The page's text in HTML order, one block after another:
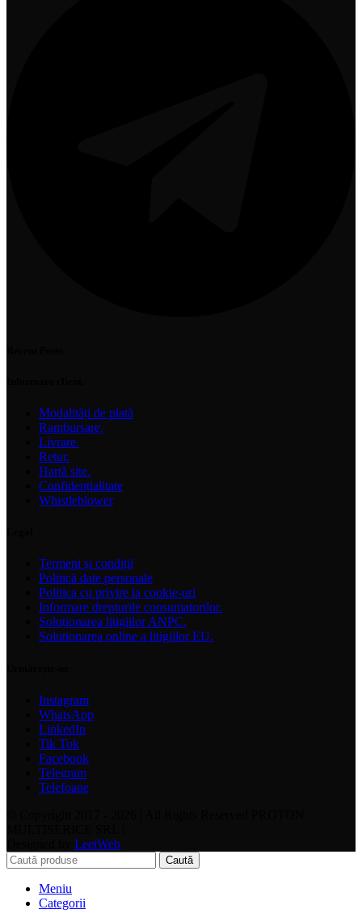
Modalități de plată
Rambursare.
Livrare.
Retur.
Hartă site.
Confidențialitate
Whistleblower
Termeni și condiții
Politică date personale
Politica cu privire la cookie-uri
Informare drepturile consumatorilor.
Soluționarea litigiilor ANPC.
Solutionarea online a litigiilor EU.
Instagram
WhatsApp
LinkedIn
Tik Tok
Facebook
Telegram
Telefoane
LeetWeb
Caută
Meniu
Categorii